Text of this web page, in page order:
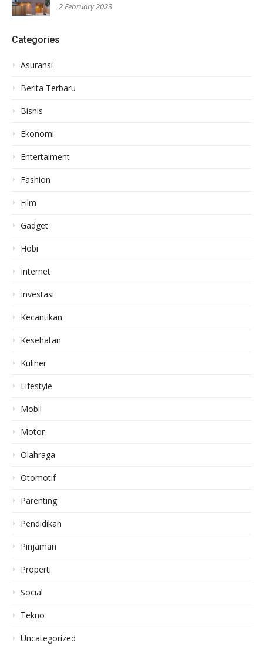
2 February 2023
Categories
Asuransi
Berita Terbaru
Bisnis
Ekonomi
Entertaiment
Fashion
Film
Gadget
Hobi
Internet
Investasi
Kecantikan
Kesehatan
Kuliner
Lifestyle
Mobil
Motor
Olahraga
Otomotif
Parenting
Pendidikan
Pinjaman
Properti
Social
Tekno
Uncategorized